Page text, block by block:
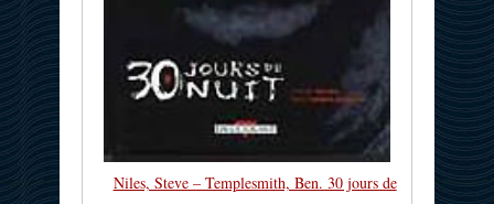
Niles, Steve – Templesmith, Ben. 30 jours de